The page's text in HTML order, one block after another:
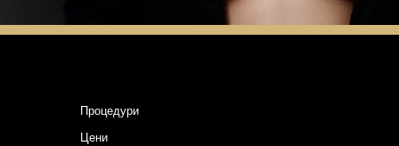
Процедури
Цени